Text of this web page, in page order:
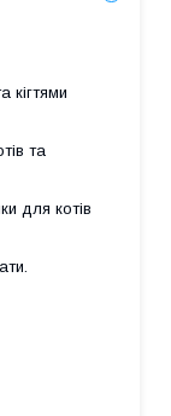
кігтями
та
для котів